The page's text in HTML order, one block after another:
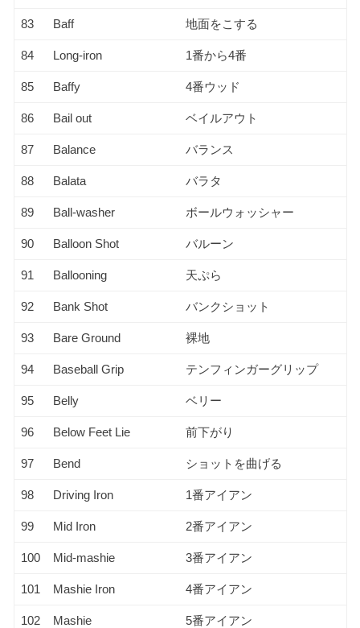
83 Baff 地面をこする
84 Long-iron 1番から4番
85 Baffy 4番ウッド
86 Bail out ベイルアウト
87 Balance バランス
88 Balata バラタ
89 Ball-washer ボールウォッシャー
90 Balloon Shot バルーン
91 Ballooning 天ぷら
92 Bank Shot バンクショット
93 Bare Ground 裸地
94 Baseball Grip テンフィンガーグリップ
95 Belly ベリー
96 Below Feet Lie 前下がり
97 Bend ショットを曲げる
98 Driving Iron 1番アイアン
99 Mid Iron 2番アイアン
100 Mid-mashie 3番アイアン
101 Mashie Iron 4番アイアン
102 Mashie 5番アイアン